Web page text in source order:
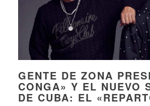
GENTE DE ZONA
CONGA» Y EL NUEVO
DE CUBA: EL